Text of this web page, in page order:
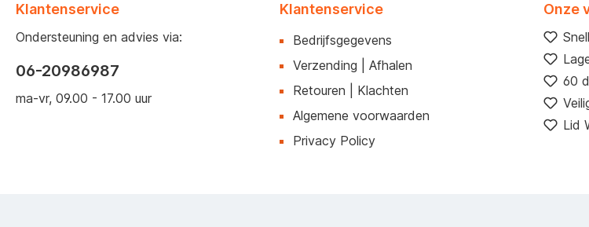
Klantenservice
Ondersteuning en advies via:
06-20986987
ma-vr, 09.00 - 17.00 uur
Klantenservice
Bedrijfsgegevens
Verzending | Afhalen
Retouren | Klachten
Algemene voorwaarden
Privacy Policy
Onze
60
Lid